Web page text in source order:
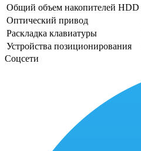
Общий объем накопителей HDD
Оптический привод
Раскладка клавиатуры
Устройства позиционирования
Соцсети